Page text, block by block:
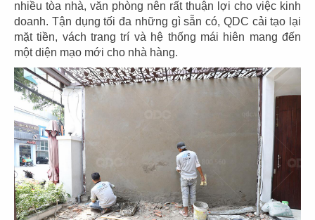
nhiều tòa nhà, văn phòng nên rất thuận lợi cho việc kinh
doanh. Tận dụng tối đa những gì sẵn có, QDC cải tạo lại
mặt tiền, vách trang trí và hệ thống mái hiên mang đến
một diện mạo mới cho nhà hàng.
NHÀ HÀNG NGUYÊN SINH BISTRO-
EST.1942
Chủ đầu tư: Công ty TNHH Nhà hàng Nguyên Sinh
Diện tích: 250m2
Địa điểm: 141 Trần Đình Xu, Phường Nguyễn Cư
Trinh, Quận 1, Hồ Chí Minh